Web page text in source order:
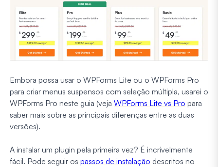
Embora possa usar o WPForms Lite ou o WPForms Pro
para criar menus suspensos com seleção múltipla, usarei o
WPForms Pro neste guia (veja WPForms Lite vs Pro para
saber mais sobre as principais diferenças entre as duas
versões).
A instalar um plugin pela primeira vez? É incrivelmente
fácil. Pode seguir os passos de instalação descritos no